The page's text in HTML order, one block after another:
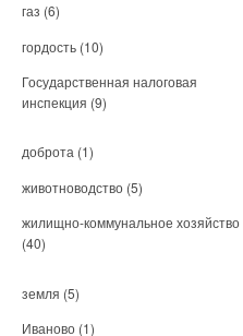
газ (6)
гордость (10)
Государственная налоговая
инспекция (9)
доброта (1)
животноводство (5)
жилищно-коммунальное хозяйство
(40)
земля (5)
Иваново (1)